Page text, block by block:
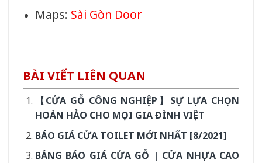
Maps: Sài Gòn Door
BÀI VIẾT LIÊN QUAN
【CỬA GỖ CÔNG NGHIỆP】SỰ LỰA CHỌN
HOÀN HẢO CHO MỌI GIA ĐÌNH VIỆT
BÁO GIÁ CỬA TOILET MỚI NHẤT [8/2021]
BẢNG BÁO GIÁ CỬA GỖ | CỬA NHỰA CAO